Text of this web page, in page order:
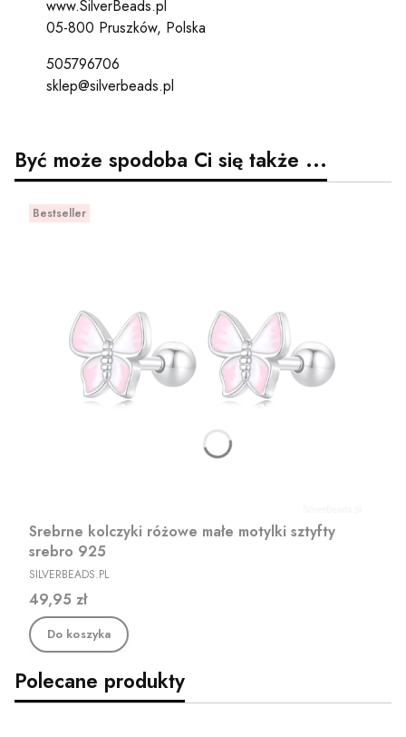
www.SilverBeads.pl
05-800 Pruszków, Polska
505796706
sklep@silverbeads.pl
Być może spodoba Ci się także ...
Bestseller
Srebrne kolczyki różowe małe motylki sztyfty
srebro 925
PRODUCENT
SILVERBEADS.PL
Cena
49,95 zł
Do koszyka
Polecane produkty